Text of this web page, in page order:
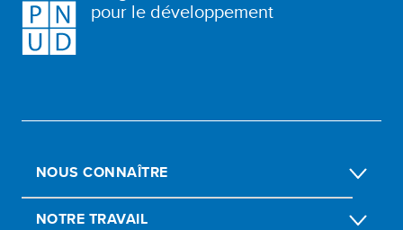
pour le développement
NOUS CONNAÎTRE
NOTRE TRAVAIL